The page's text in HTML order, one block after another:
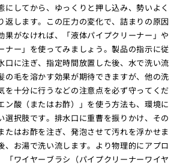
にしてから、ゆっくりと押し込み、勢いよく
返します。この圧力の変化で、詰まりの原因
果がなければ、「液体パイプクリーナー」や
ナー」を使ってみましょう。製品の指示に従
口に注ぎ、指定時間放置した後、水で洗い流
の毛を溶かす効果が期待できますが、他の洗
を十分に行うなどの注意点を必ず守ってくだ
ン酸（またはお酢）」を使う方法も、環境に
選択肢です。排水口に重曹を振りかけ、その
たはお酢を注ぎ、発泡させて汚れを浮かせま
、お湯で洗い流します。より物理的にアプロ
「ワイヤーブラシ（パイプクリーナーワイヤ